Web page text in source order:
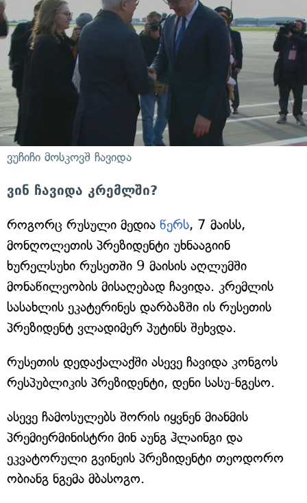
ვუჩიჩი მოსკოვშ ჩავიდა
ვინ ჩავიდა კრემლში?
როგორც რუსული მედია წერს, 7 მაისს,
მონღოლეთის პრეზიდენტი უხნააგიინ
ხურელსუხი რუსეთში 9 მაისის აღლუმში
მონაწილეობის მისაღებად ჩავიდა. კრემლის
სასახლის ეკატერინეს დარბაზში ის რუსეთის
პრეზიდენტ ვლადიმერ პუტინს შეხვდა.
რუსეთის დედაქალაქში ასევე ჩავიდა კონგოს
რესპუბლიკის პრეზიდენტი, დენი სასუ-ნგესო.
ასევე ჩამოსულებს შორის იყვნენ მიანმის
პრემიერმინისტრი მინ აუნგ ჰლაინგი და
ეკვატორული გვინეის პრეზიდენტი თეოდორო
ობიანგ ნგემა მბასოგო.